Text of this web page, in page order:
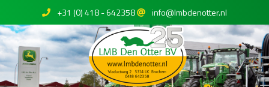
+31 (0) 418 - 642358 info@lmbdenotter.nl